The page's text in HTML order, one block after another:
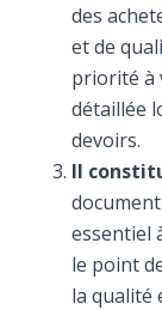
des
et de
priorité à
détaillée
devoirs.
Il
essentiel
le point
la qualité